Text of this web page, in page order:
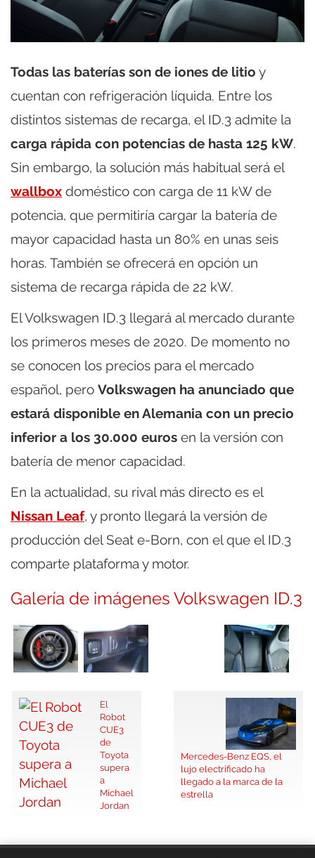
Todas las baterías son de iones de litio y
cuentan con refrigeración líquida. Entre los
distintos sistemas de recarga, el ID.3 admite la
carga rápida con potencias de hasta 125 kW.
Sin embargo, la solución más habitual será el
wallbox doméstico con carga de 11 kW de
potencia, que permitiría cargar la batería de
mayor capacidad hasta un 80% en unas seis
horas. También se ofrecerá en opción un
sistema de recarga rápida de 22 kW.
El Volkswagen ID.3 llegará al mercado durante
los primeros meses de 2020. De momento no
se conocen los precios para el mercado
español, pero Volkswagen ha anunciado que
estará disponible en Alemania con un precio
inferior a los 30.000 euros en la versión con
batería de menor capacidad.
En la actualidad, su rival más directo es el
Nissan Leaf, y pronto llegará la versión de
producción del Seat e-Born, con el que el ID.3
comparte plataforma y motor.
Galería de imágenes Volkswagen ID.3
El
Robot
CUE3
de
Toyota
supera
a
Michael
Jordan
Mercedes-Benz EQS, el
lujo electrificado ha
llegado a la marca de la
estrella